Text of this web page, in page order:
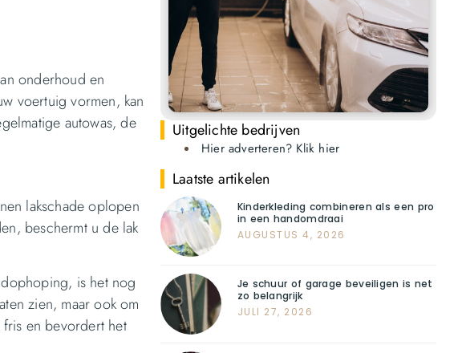
onderhoud en
voertuig vormen, kan
autowas, de
lakschade oplopen
beschermt u de lak
is het nog
zien, maar ook om
en bevordert het
Uitgelichte bedrijven
Hier adverteren? Klik hier
Laatste artikelen
Kinderkleding combineren als een pro
in een handomdraai
AUGUSTUS 4, 2026
Je schuur of garage beveiligen is net
zo belangrijk
JULI 27, 2026